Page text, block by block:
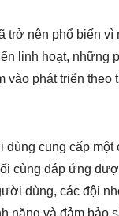
nên phổ biến vì
linh hoạt,
vào phát triển
cung cấp
cùng đáp ứng
dùng, các đội
năng và đảm bảo